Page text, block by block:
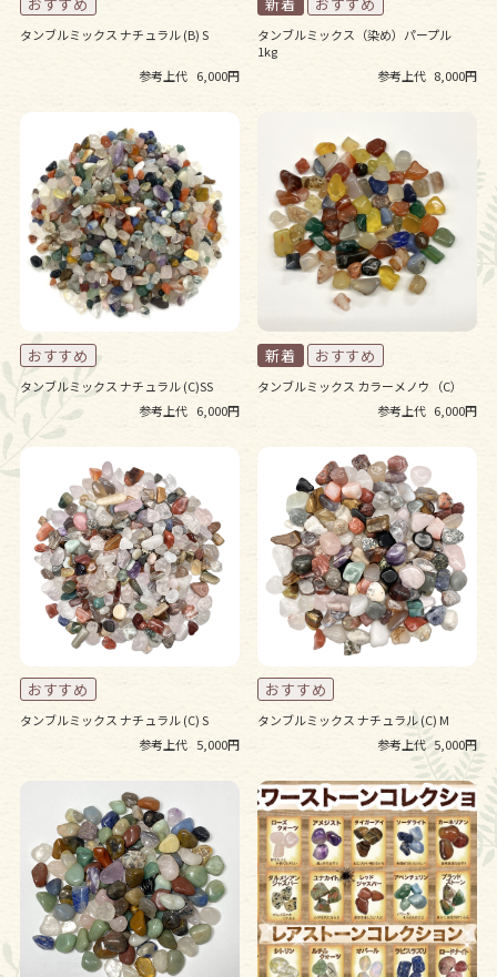
タンブルミックス ナチュラル (B) S
参考上代 6,000円
タンブルミックス（染め）パープル
1kg
参考上代 8,000円
タンブルミックス ナチュラル (C)SS
参考上代 6,000円
タンブルミックス カラーメノウ（C）
参考上代 6,000円
タンブルミックス ナチュラル (C) S
参考上代 5,000円
タンブルミックス ナチュラル (C) M
参考上代 5,000円